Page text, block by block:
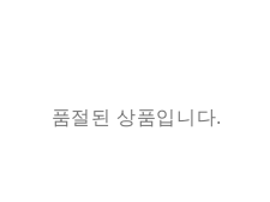
품절된 상품입니다.